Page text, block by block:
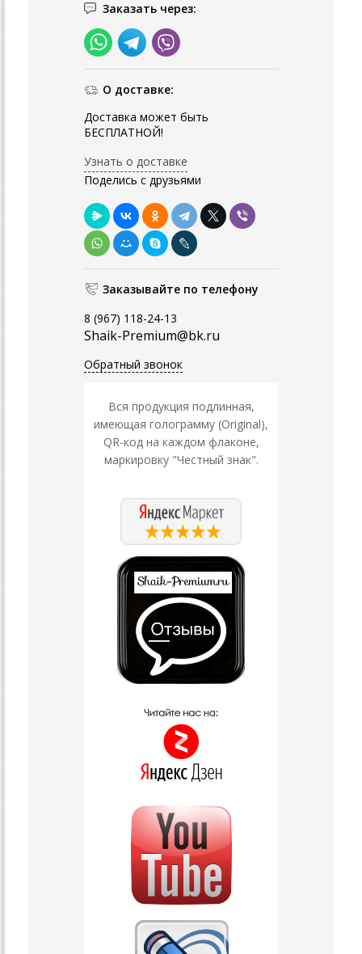
Заказать через:
О доставке:
Доставка может быть
БЕСПЛАТНОЙ!
Узнать о доставке
Поделись с друзьями
Заказывайте по телефону
8 (967) 118-24-13
Shaik-Premium@bk.ru
Обратный звонок
Вся продукция подлинная,
имеющая голограмму (Original),
QR-код на каждом флаконе,
маркировку "Честный знак".